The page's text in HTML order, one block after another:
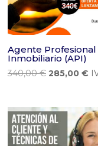
Agente Profesional
Inmobiliario (API)
340,00€ El
era:
340,00 €.
285,00 €El